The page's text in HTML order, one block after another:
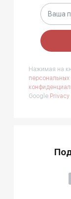
Нажимая на
Google